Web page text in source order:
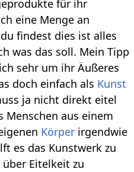
für ihr
eine Menge an
findest dies ist alles
was das soll. Mein Tipp
sehr um ihr Äußeres
doch einfach als Kunst
ja nicht direkt eitel
Menschen aus einem
Körper irgendwie
es das Kunstwerk zu
Eitelkeit zu